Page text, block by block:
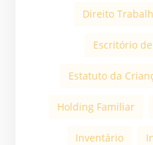
Direito
Escritório
Estatuto da
Holding Familiar
Inventário